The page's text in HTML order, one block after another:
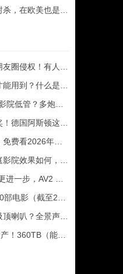
在欧美也是常事儿
！有人被判赔108万
接口？平衡音频信号线、低
省钱了，内附调音软件免费下
套7.2.4全景声私人影院太惊
年世界杯直播？
bobo精选测试片1~3合集
视频编解码器发布
影（截至2025年）
景声天空声道安装教程
能装2.5万部电影），10